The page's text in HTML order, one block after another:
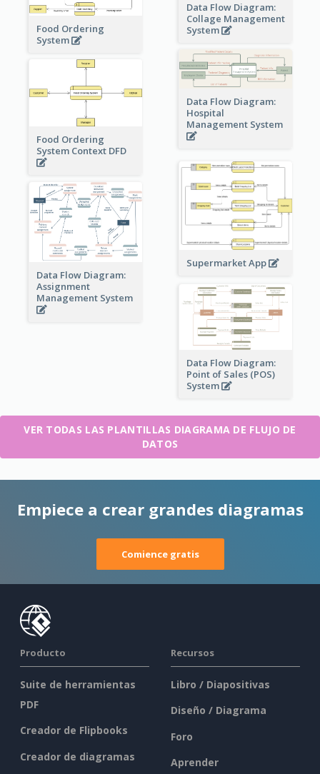
Food Ordering
System
Data Flow Diagram:
Collage Management
System
Data Flow Diagram:
Hospital
Management System
Food Ordering
System Context DFD
Supermarket App
Data Flow Diagram:
Assignment
Management System
Data Flow Diagram:
Point of Sales (POS)
System
VER TODAS LAS PLANTILLAS DIAGRAMA DE FLUJO DE
DATOS
Empiece a crear grandes diagramas
Comience gratis
Producto
Suite de herramientas
PDF
Creador de Flipbooks
Creador de diagramas
Recursos
Libro / Diapositivas
Diseño / Diagrama
Foro
Aprender